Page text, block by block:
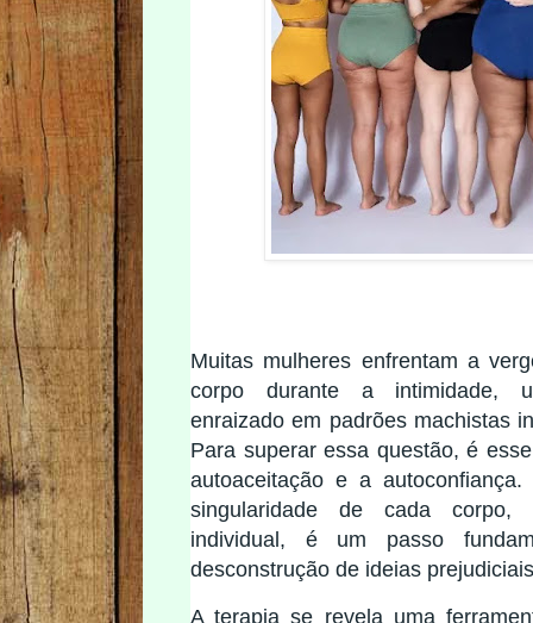
Muitas mulheres enfrentam a
corpo durante a intimidade,
enraizado em padrões machistas
Para superar essa questão, é
autoaceitação e a
singularidade de cada corpo,
individual, é um passo
desconstrução de ideias
A terapia se revela uma